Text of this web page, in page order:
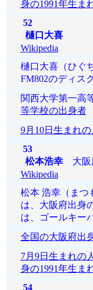
身の1991年生ま
52
樋口大喜
Wikipedia
樋口大喜（ひぐ
FM802のディス
関西大学第一
等学校の出身者
9月10日生まれの
53
松本浩幸大阪
Wikipedia
松本 浩幸（まつ
は、大阪府出身
は、ゴールキー
全国の大阪府出
7月9日生まれの人
身の1991年生ま
54